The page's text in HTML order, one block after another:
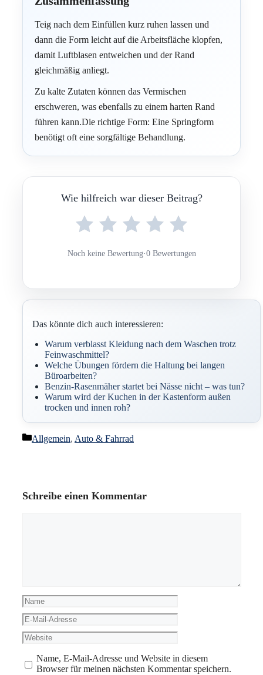
Teig nach dem Einfüllen kurz ruhen lassen und
dann die Form leicht auf die Arbeitsfläche klopfen,
damit Luftblasen entweichen und der Rand
gleichmäßig anliegt.
Zu kalte Zutaten können das Vermischen
erschweren, was ebenfalls zu einem harten Rand
führen kann.Die richtige Form: Eine Springform
benötigt oft eine sorgfältige Behandlung.
Wie hilfreich war dieser Beitrag?
Noch keine Bewertung·0 Bewertungen
Das könnte dich auch interessieren:
Warum verblasst Kleidung nach dem Waschen trotz
Feinwaschmittel?
Welche Übungen fördern die Haltung bei langen
Büroarbeiten?
Benzin-Rasenmäher startet bei Nässe nicht – was tun?
Warum wird der Kuchen in der Kastenform außen
trocken und innen roh?
Kategorien
Allgemein, Auto & Fahrrad
Schreibe einen Kommentar
Name
E-
Mail-
Adresse
Website
Name, E-Mail-Adresse und Website in diesem
Browser für meinen nächsten Kommentar speichern.